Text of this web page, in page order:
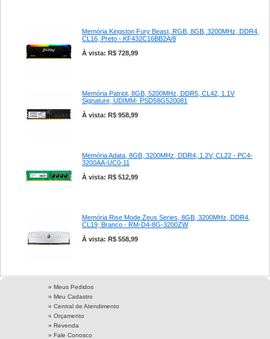
Memória Kingston Fury Beast, RGB, 8GB, 3200MHz, DDR4,
CL16, Preto - KF432C16BB2A/8
À vista: R$ 728,99
Memória Patriot, 8GB, 5200MHz, DDR5, CL42, 1.1V
Signature, UDIMM- PSD58G520081
À vista: R$ 958,99
Memória Adata, 8GB, 3200MHz, DDR4, 1.2V, CL22 - PC4-
3200AA-UC0-11
À vista: R$ 512,99
Memória Rise Mode Zeus Series, 8GB, 3200MHz, DDR4,
CL19, Branco - RM-D4-8G-3200ZW
À vista: R$ 558,99
» Meus Pedidos
» Meu Cadastro
» Central de Atendimento
» Orçamento
» Revenda
» Fale Conosco